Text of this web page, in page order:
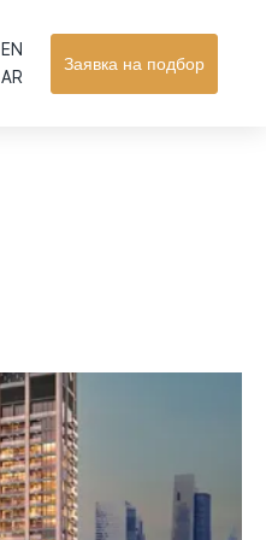
Заявка на подбор
EN
AR